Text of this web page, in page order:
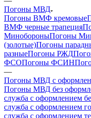
Погоны МВД
Погоны ВМФ кремовые
ВМФ черные трапеция
МинобороныПогоны
(золотые)Погоны
разныеПогоны РЖД
ФСОПогоны ФСИН
—
Погоны МВД с
Погоны МВД без
служба с оформлением
служба с оформлением
служба с оформлением